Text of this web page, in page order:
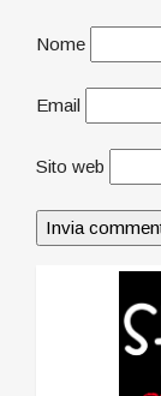
Nome
Email
Sito web